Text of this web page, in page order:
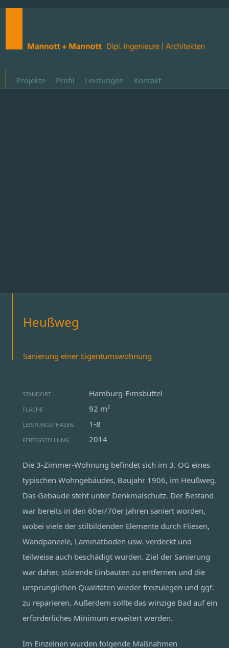
Projekte Profil Leistungen Kontakt
Heußweg
Sanierung einer Eigentumswohnung
STANDORT Hamburg-Eimsbüttel
FLÄCHE 92 m²
LEISTUNGSPHASEN 1-8
FERTIGSTELLUNG 2014
Die 3-Zimmer-Wohnung befindet sich im 3. OG eines
typischen Wohngebäudes, Baujahr 1906, im Heußweg.
Das Gebäude steht unter Denkmalschutz. Der Bestand
war bereits in den 60er/70er Jahren saniert worden,
wobei viele der stilbildenden Elemente durch Fliesen,
Wandpaneele, Laminatboden usw. verdeckt und
teilweise auch beschädigt wurden. Ziel der Sanierung
war daher, störende Einbauten zu entfernen und die
ursprünglichen Qualitäten wieder freizulegen und ggf.
zu reparieren. Außerdem sollte das winzige Bad auf ein
erforderliches Minimum erweitert werden.
Im Einzelnen wurden folgende Maßnahmen